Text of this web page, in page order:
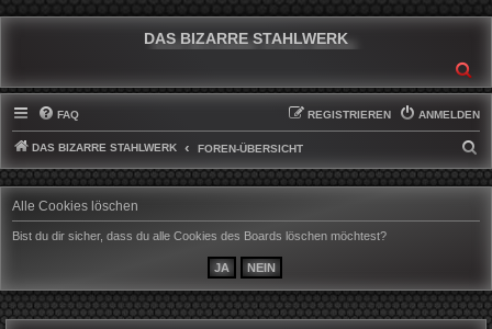
DAS BIZARRE STAHLWERK
FAQ ANMELDEN
REGISTRIEREN
DAS BIZARRE STAHLWERK FOREN-ÜBERSICHT
U
Alle Cookies löschen
Bist du dir sicher, dass du alle Cookies des Boards löschen möchtest?